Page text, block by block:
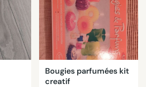
Bougies parfumées kit
creatif